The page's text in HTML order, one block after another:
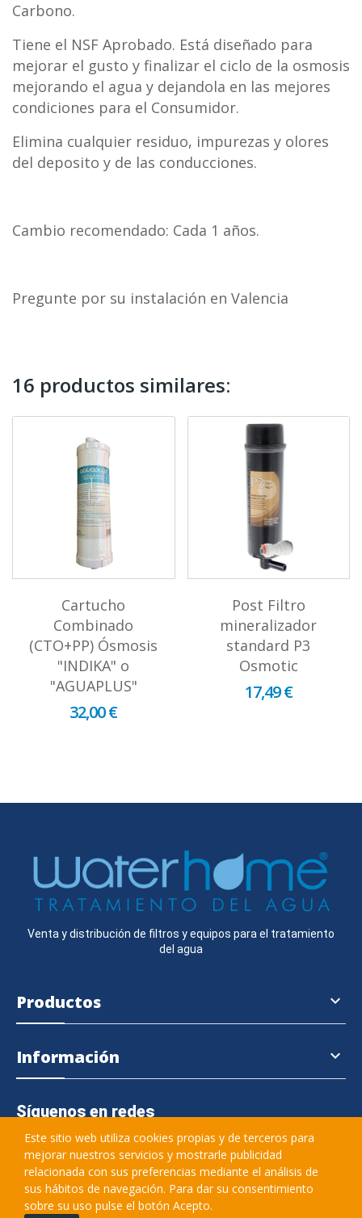
Carbono.
Tiene el NSF Aprobado. Está diseñado para
mejorar el gusto y finalizar el ciclo de la osmosis
mejorando el agua y dejandola en las mejores
condiciones para el Consumidor.
Elimina cualquier residuo, impurezas y olores
del deposito y de las conducciones.
Cambio recomendado: Cada 1 años.
Pregunte por su instalación en Valencia
16 productos similares:
Cartucho
Combinado
(CTO+PP) Ósmosis
"INDIKA" o
"AGUAPLUS"
32,00 €
Post Filtro
mineralizador
standard P3
Osmotic
17,49 €
Venta y distribución de filtros y equipos para el tratamiento
del agua
Productos 
Información 
Síguenos en redes
645 364 457
Este sitio web utiliza cookies propias y de terceros para
mejorar nuestros servicios y mostrarle publicidad
relacionada con sus preferencias mediante el análisis de
sus hábitos de navegación. Para dar su consentimiento
sobre su uso pulse el botón Acepto.